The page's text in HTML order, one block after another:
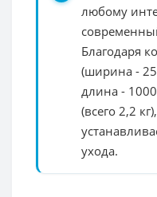
любому
Благодаря
(ширина -
длина -
(всего 2,2
ухода.